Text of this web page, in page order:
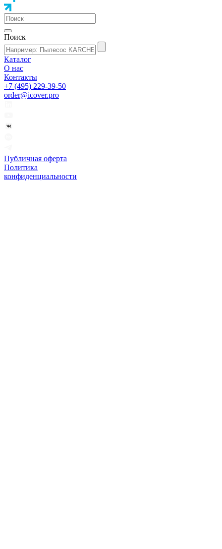
Поиск
Каталог
О нас
Контакты
+7 (495) 229-39-50
order@icover.pro
Публичная оферта
Политика
конфиденциальности